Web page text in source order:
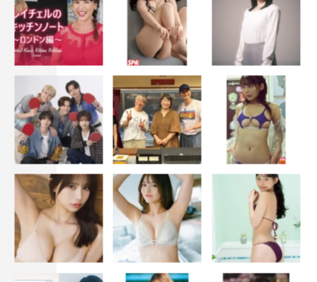
念な準備を進めてきた案件であり、大海の後を継いで新社
長に就任した叔父の義知（反町隆史）と部下になった八神
圭吾（栁俊太郎）らの裏工作もあって、「三ツ星重工」の
めのチームで三ツ星に勝てるわけがないだろう。わざわざ
負けにいく必要はない。今ここで引き返せ」と大海は、大
陽に告げて去っていく。一方、大陽が義知に挑む形となっ
たこの闘いは、“三星家対決”としてマスコミからも注目を
番組情報
『スタンドUPスタート』
最終話
フジテレビ系
2023年3月29日（水）午後10時～10時54分